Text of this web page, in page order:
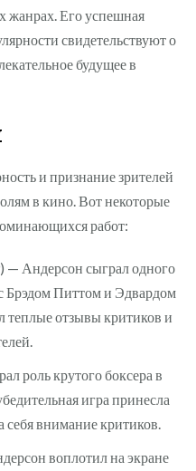
жанрах. Его успешная
свидетельствуют о
будущее в
и признание зрителей
в кино. Вот некоторые
работ:
— Андерсон сыграл одного
Брэдом Питтом и Эдвардом
отзывы критиков и
роль крутого боксера в
игра принесла
внимание критиков.
воплотил на экране